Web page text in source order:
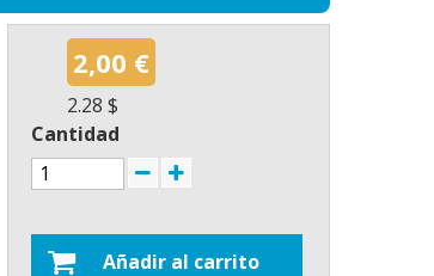
2,00 €
2.28 $
Cantidad
Añadir al carrito